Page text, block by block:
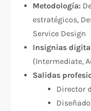
Metodología:
estratégicos,
Service Design
Insignias
(Intermediate,
Salidas
Director